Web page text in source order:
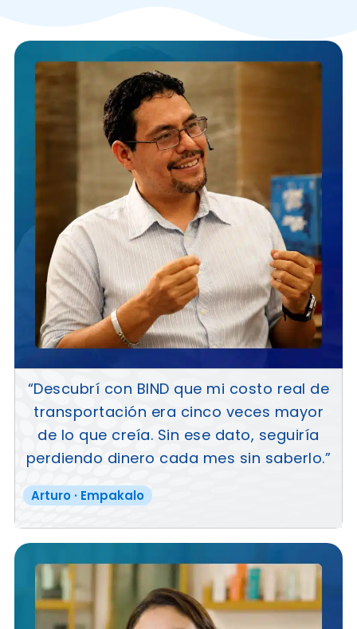
“Descubrí con BIND que mi costo real de
transportación era cinco veces mayor
de lo que creía. Sin ese dato, seguiría
perdiendo dinero cada mes sin saberlo.”
Arturo · Empakalo